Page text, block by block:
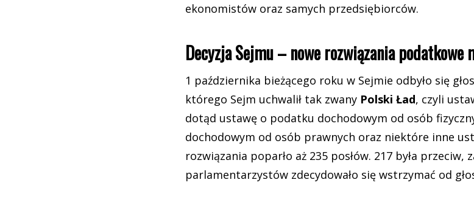
ekonomistów oraz samych przedsiębiorców.
Decyzja Sejmu – nowe rozwiązania podatkowe
1 października bieżącego roku w Sejmie odbyło się
którego Sejm uchwalił tak zwany Polski Ład, czyli
dotąd ustawę o podatku dochodowym od osób
dochodowym od osób prawnych oraz niektóre inne
rozwiązania poparło aż 235 posłów. 217 była przeciw,
parlamentarzystów zdecydowało się wstrzymać od